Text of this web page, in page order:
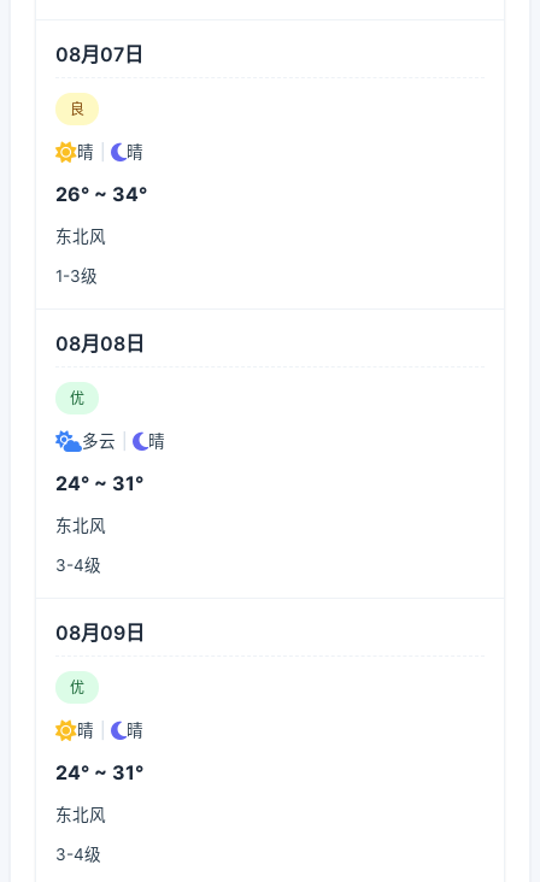
08月07日
良
晴 晴
26° ~ 34°
东北风
1-3级
08月08日
优
多云 晴
24° ~ 31°
东北风
3-4级
08月09日
优
晴 晴
24° ~ 31°
东北风
3-4级